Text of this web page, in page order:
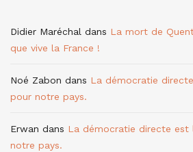
Didier Maréchal dans La mort de
que vive la France !
Noé Zabon dans La démocratie
pour notre pays.
Erwan dans La démocratie directe est
notre pays.